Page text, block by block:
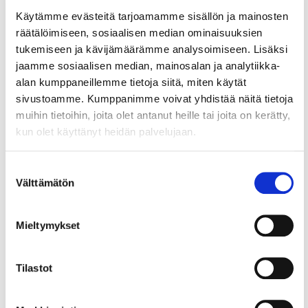
Käytämme evästeitä tarjoamamme sisällön ja mainosten
räätälöimiseen, sosiaalisen median ominaisuuksien
tukemiseen ja kävijämäärämme analysoimiseen. Lisäksi
jaamme sosiaalisen median, mainosalan ja analytiikka-
alan kumppaneillemme tietoja siitä, miten käytät
sivustoamme. Kumppanimme voivat yhdistää näitä tietoja
muihin tietoihin, joita olet antanut heille tai joita on kerätty,
kun olet käyttänyt heidän palvelujaan.
valinta
Välttämätön
Mieltymykset
Tilastot
Liiketoimintakauppa ja
osakekauppa – tunne erot
Osakeyhtiön osakekauppa Osakekauppa on
irtaimen kauppaa, jossa yhtiön omistajuus muuttuu
tai vaihtuu. Osakekaupassa yhtiön
osakkeenomistaja...
Viikon kysymys: Kuinka monta
hallituksessa kuuluu
Osakeyhtiölain mukaan osakeyhtiön hallitukseen